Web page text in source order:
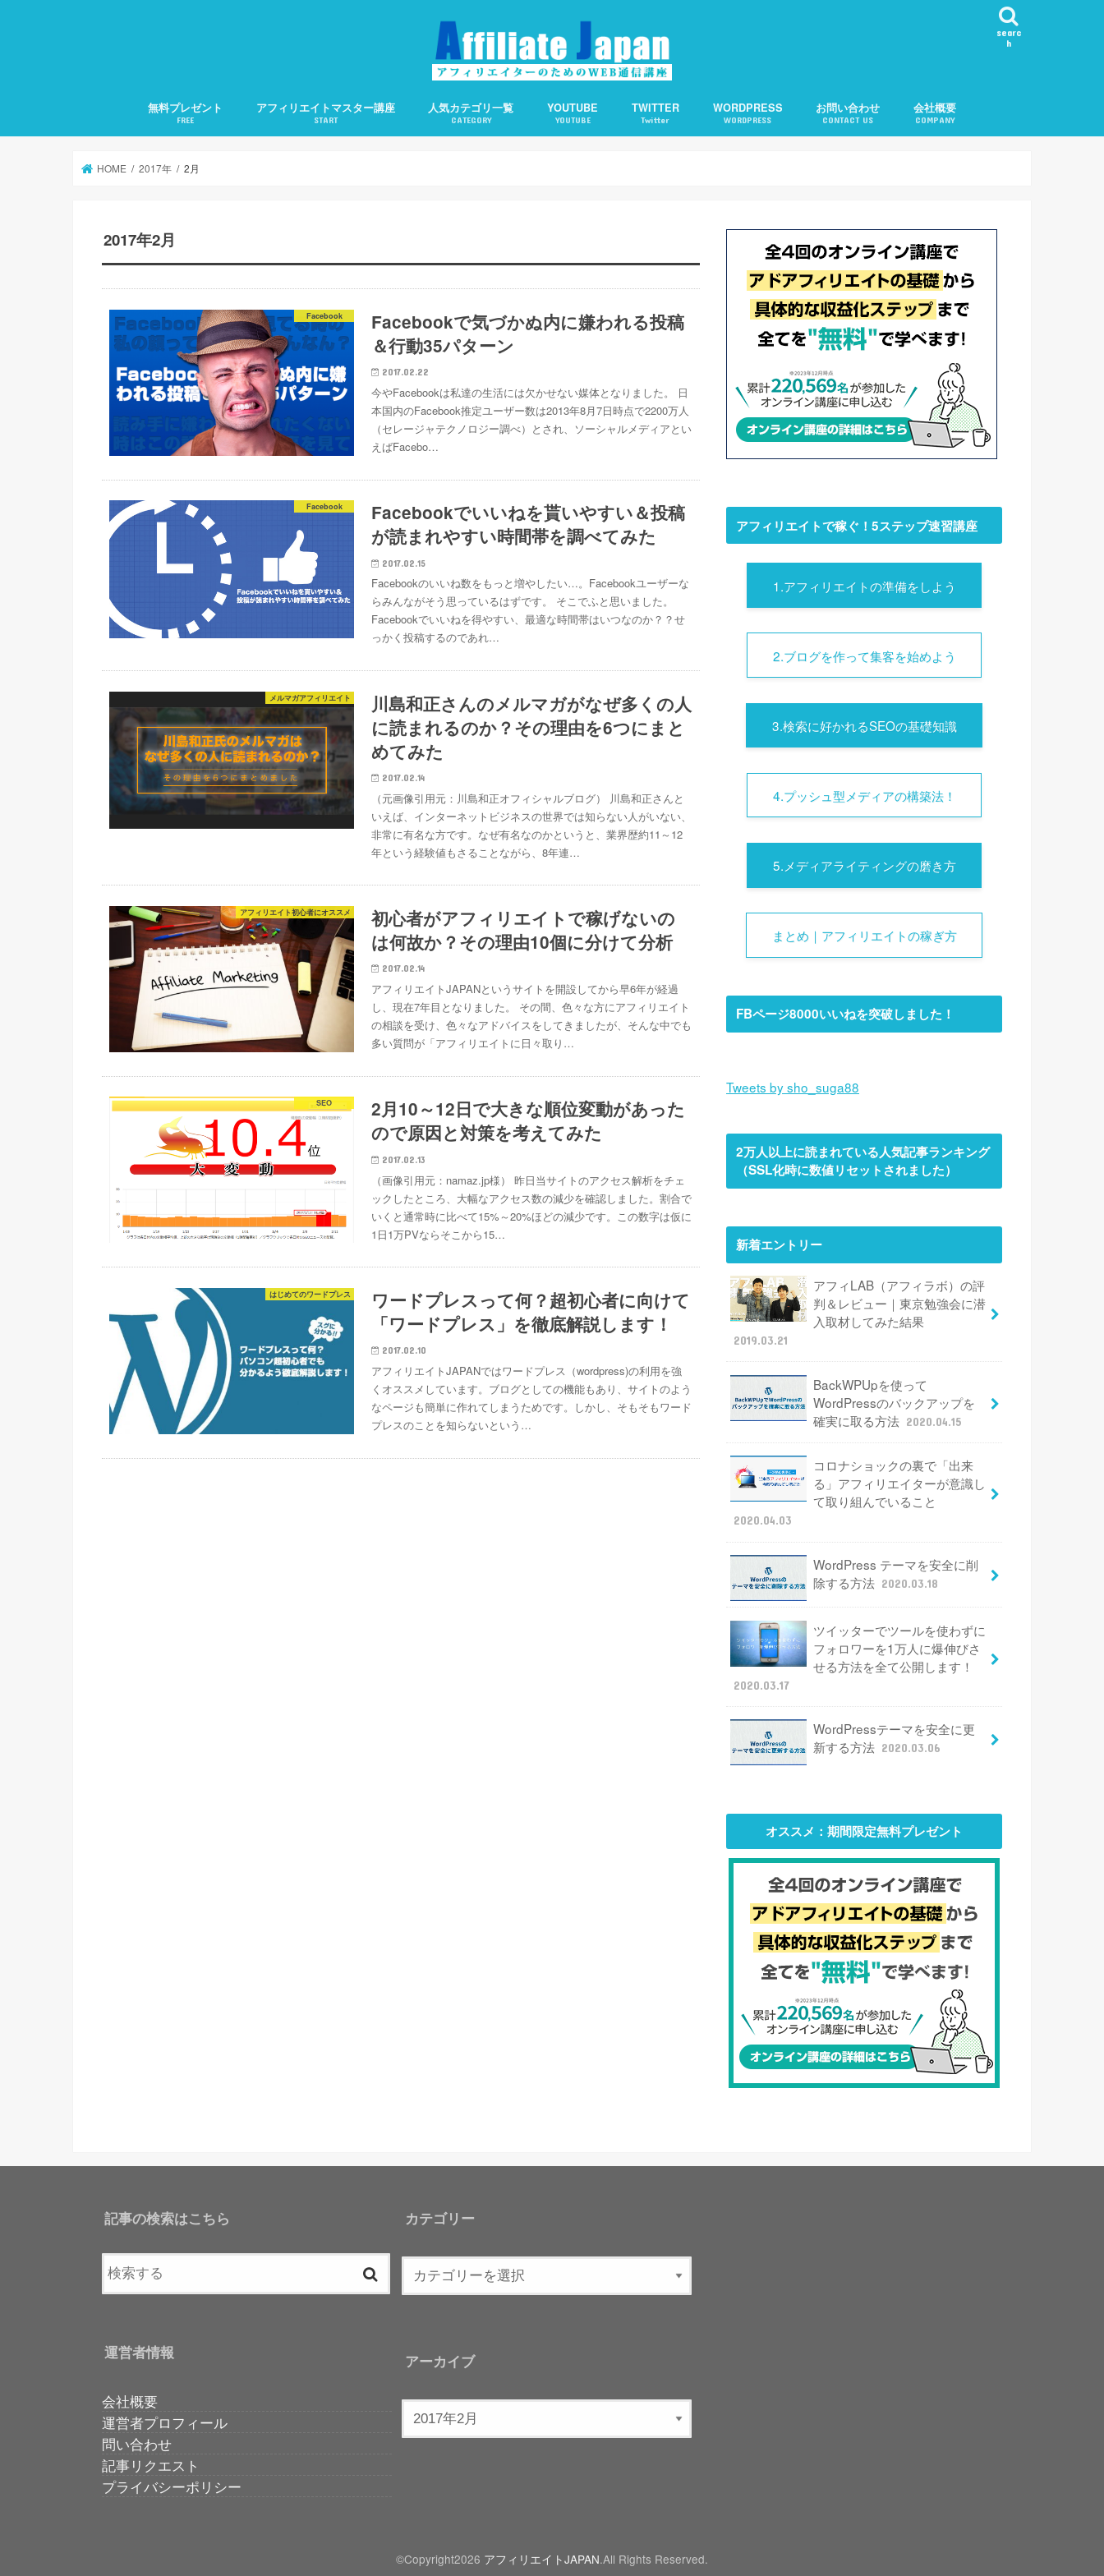
searc
h
無料プレゼント
FREE
アフィリエイトマスター講座
START
人気カテゴリ一覧
CATEGORY
YOUTUBE
YOUTUBE
TWITTER
Twitter
WORDPRESS
WORDPRESS
お問い合わせ
CONTACT US
会社概要
COMPANY
HOME 2017年 2月
2017年2月
Facebook
Facebookで気づかぬ内に嫌われる投稿
＆行動35パターン
2017.02.22
今やFacebookは私達の生活には欠かせない媒体となりました。 日
本国内のFacebook推定ユーザー数は2013年8月7日時点で2200万人
（セレージャテクノロジー調べ）とされ、ソーシャルメディアとい
えばFacebo…
Facebook
Facebookでいいねを貰いやすい＆投稿
が読まれやすい時間帯を調べてみた
2017.02.15
Facebookのいいね数をもっと増やしたい…。Facebookユーザーな
らみんながそう思っているはずです。 そこでふと思いました。
Facebookでいいねを得やすい、最適な時間帯はいつなのか？？せ
っかく投稿するのであれ…
メルマガアフィリエイト
川島和正さんのメルマガがなぜ多くの人
に読まれるのか？その理由を6つにまと
めてみた
2017.02.14
（元画像引用元：川島和正オフィシャルブログ） 川島和正さんと
いえば、インターネットビジネスの世界では知らない人がいない、
非常に有名な方です。なぜ有名なのかというと、業界歴約11～12
年という経験値もさることながら、8年連…
アフィリエイト初心者にオススメ
初心者がアフィリエイトで稼げないの
は何故か？その理由10個に分けて分析
2017.02.14
アフィリエイトJAPANというサイトを開設してから早6年が経過
し、現在7年目となりました。 その間、色々な方にアフィリエイト
の相談を受け、色々なアドバイスをしてきましたが、そんな中でも
多い質問が「アフィリエイトに日々取り…
SEO
2月10～12日で大きな順位変動があった
ので原因と対策を考えてみた
2017.02.13
（画像引用元：namaz.jp様） 昨日当サイトのアクセス解析をチェ
ックしたところ、大幅なアクセス数の減少を確認しました。割合で
いくと通常時に比べて15%～20%ほどの減少です。この数字は仮に
1日1万PVならそこから15…
はじめてのワードプレス
ワードプレスって何？超初心者に向けて
「ワードプレス」を徹底解説します！
2017.02.10
アフィリエイトJAPANではワードプレス（wordpress)の利用を強
くオススメしています。ブログとしての機能もあり、サイトのよう
なページも簡単に作れてしまうためです。しかし、そもそもワード
プレスのことを知らないという…
アフィリエイトで稼ぐ！5ステップ速習講座
1.アフィリエイトの準備をしよう
2.ブログを作って集客を始めよう
3.検索に好かれるSEOの基礎知識
4.プッシュ型メディアの構築法！
5.メディアライティングの磨き方
まとめ｜アフィリエイトの稼ぎ方
FBページ8000いいねを突破しました！
Tweets by sho_suga88
2万人以上に読まれている人気記事ランキング
（SSL化時に数値リセットされました）
新着エントリー
アフィLAB（アフィラボ）の評
判＆レビュー｜東京勉強会に潜
入取材してみた結果
2019.03.21
BackWPUpを使って
WordPressのバックアップを
確実に取る方法 2020.04.15
コロナショックの裏で「出来
る」アフィリエイターが意識し
て取り組んでいること
2020.04.03
WordPress テーマを安全に削
除する方法 2020.03.18
ツイッターでツールを使わずに
フォロワーを1万人に爆伸びさ
せる方法を全て公開します！
2020.03.17
WordPressテーマを安全に更
新する方法 2020.03.06
オススメ：期間限定無料プレゼント
記事の検索はこちら
運営者情報
会社概要
運営者プロフィール
問い合わせ
記事リクエスト
プライバシーポリシー
カテゴリー
アーカイブ
©Copyright2026 アフィリエイトJAPAN.All Rights Reserved.